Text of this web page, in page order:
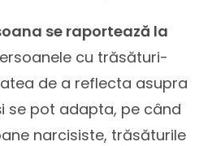
se raportează la
cu trăsături-
de a reflecta asupra
se pot adapta, pe când
narcisiste, trăsăturile